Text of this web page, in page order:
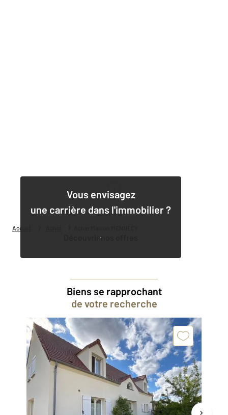
Accueil
Vous envisagez
une carrière dans l'immobilier ?
Découvrir nos offres
1
Biens se rapprochant
de votre recherche